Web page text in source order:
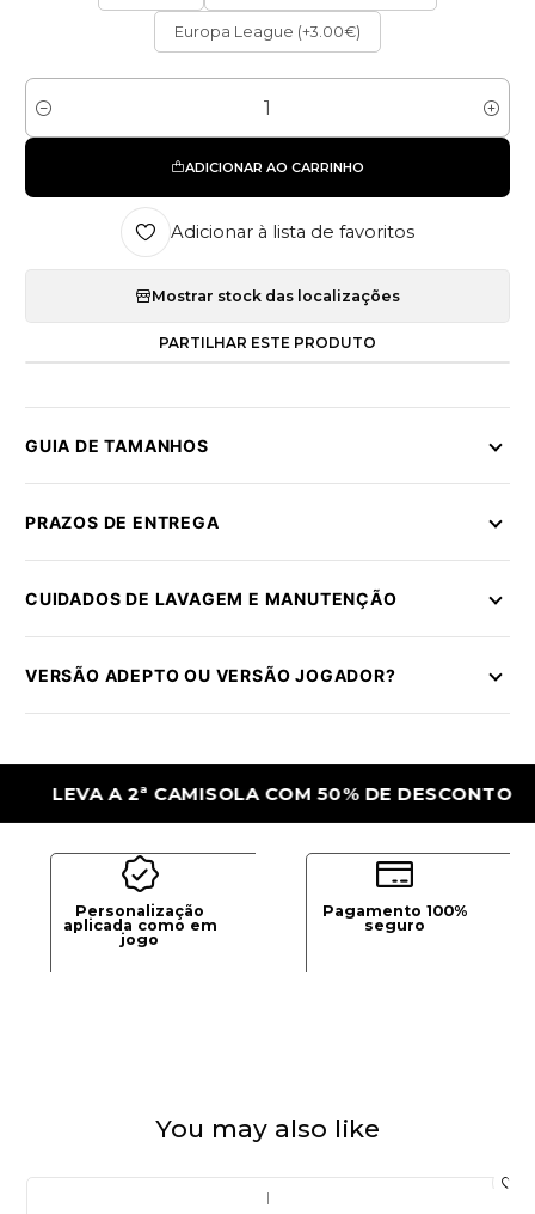
Europa League (+3.00€)
Quantidade
ADICIONAR AO CARRINHO
Adicionar à lista de favoritos
Mostrar stock das localizações
PARTILHAR ESTE PRODUTO
GUIA DE TAMANHOS
PRAZOS DE ENTREGA
CUIDADOS DE LAVAGEM E MANUTENÇÃO
VERSÃO ADEPTO OU VERSÃO JOGADOR?
A 2ª CAMISOLA COM 50% DE DESCONTO
Personalização
aplicada como em
jogo
Pagamento 100%
seguro
You may also like
|